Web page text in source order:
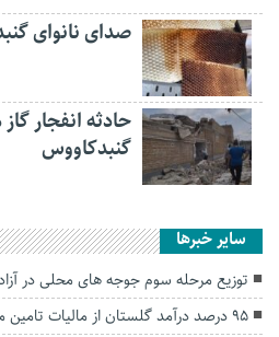
صدای نانوای
حادثه انفجار
گنبدکاووس
سایر خبرها
توزیع مرحله سوم جوجه های محلی در
۹۵ درصد درآمد گلستان از مالیات تامین می‌شود